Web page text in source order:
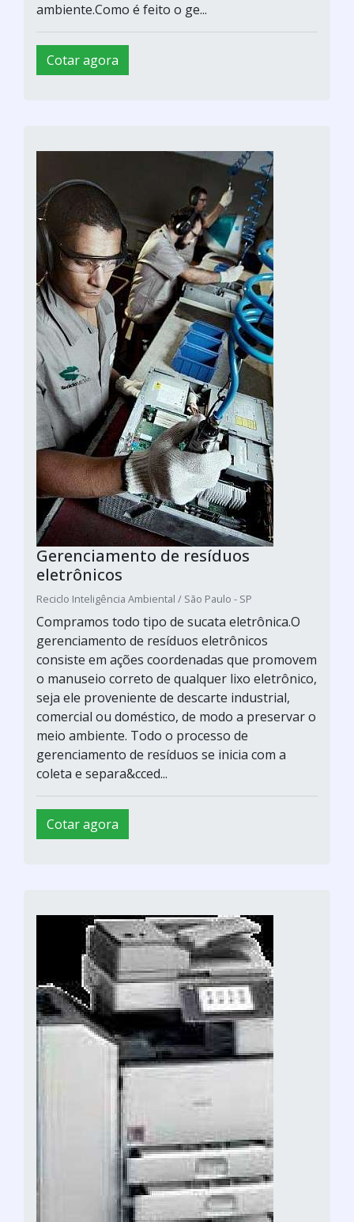
ambiente.Como é feito o ge...
Cotar agora
Gerenciamento de resíduos
eletrônicos
Reciclo Inteligência Ambiental / São Paulo - SP
Compramos todo tipo de sucata eletrônica.O
gerenciamento de resíduos eletrônicos
consiste em ações coordenadas que promovem
o manuseio correto de qualquer lixo eletrônico,
seja ele proveniente de descarte industrial,
comercial ou doméstico, de modo a preservar o
meio ambiente. Todo o processo de
gerenciamento de resíduos se inicia com a
coleta e separa&cced...
Cotar agora